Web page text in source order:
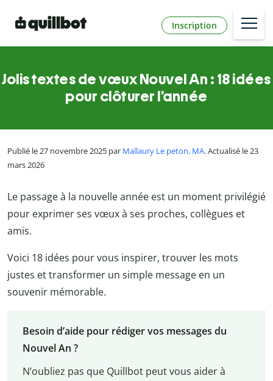
Inscription
Jolis textes de vœux Nouvel An : 18 idées
pour clôturer l’année
Publié le 27 novembre 2025 par Mallaury Le peton, MA. Actualisé le 23
mars 2026
Le passage à la nouvelle année est un moment privilégié
pour exprimer ses vœux à ses proches, collègues et
amis.
Voici 18 idées pour vous inspirer, trouver les mots
justes et transformer un simple message en un
souvenir mémorable.
Besoin d’aide pour rédiger vos messages du
Nouvel An ?
N’oubliez pas que Quillbot peut vous aider à